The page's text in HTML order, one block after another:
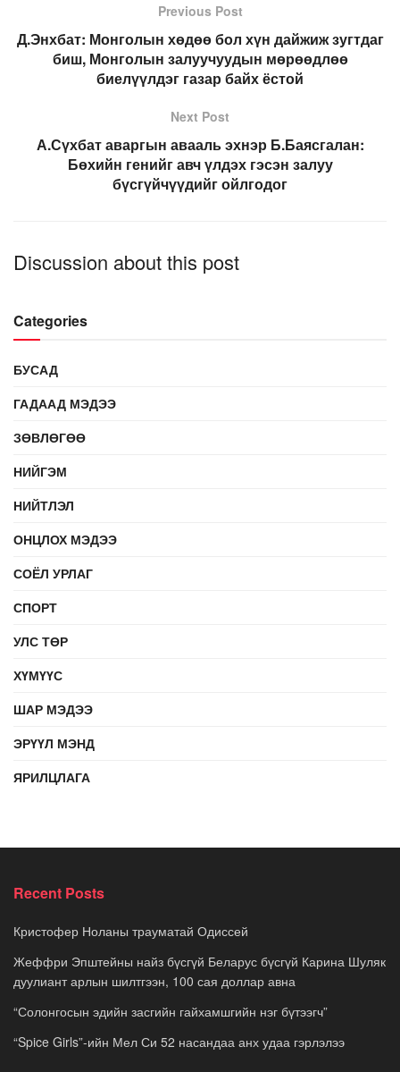
Previous Post
Д.Энхбат: Монголын хөдөө бол хүн дайжиж зугтдаг
биш, Монголын залуучуудын мөрөөдлөө
биелүүлдэг газар байх ёстой
Next Post
А.Сүхбат аваргын авааль эхнэр Б.Баясгалан:
Бөхийн генийг авч үлдэх гэсэн залуу
бүсгүйчүүдийг ойлгодог
Discussion about this post
Categories
БУСАД
ГАДААД МЭДЭЭ
ЗӨВЛӨГӨӨ
НИЙГЭМ
НИЙТЛЭЛ
ОНЦЛОХ МЭДЭЭ
СОЁЛ УРЛАГ
СПОРТ
УЛС ТӨР
ХҮМҮҮС
ШАР МЭДЭЭ
ЭРҮҮЛ МЭНД
ЯРИЛЦЛАГА
Recent Posts
Кристофер Ноланы трауматай Одиссей
Жеффри Эпштейны найз бүсгүй Беларус бүсгүй Карина Шуляк
дуулиант арлын шилтгээн, 100 сая доллар авна
“Солонгосын эдийн засгийн гайхамшгийн нэг бүтээгч”
“Spice Girls”-ийн Мел Си 52 насандаа анх удаа гэрлэлээ